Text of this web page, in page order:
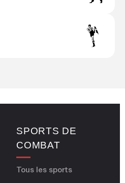
SPORTS DE
COMBAT
Tous les sports